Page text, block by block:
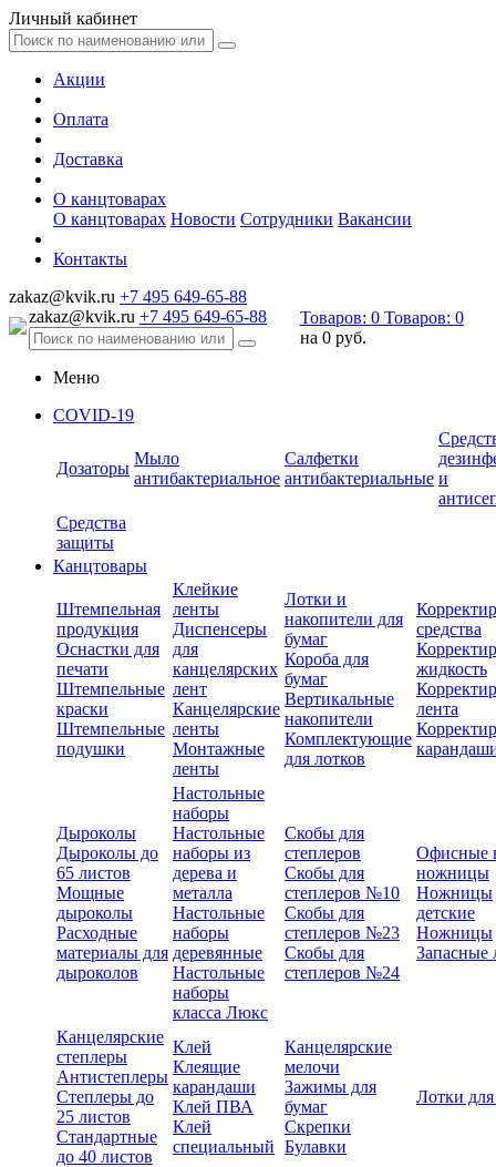
Личный кабинет
Акции
Оплата
Доставка
О канцтоварах
О канцтоварах Новости Сотрудники Вакансии
Контакты
zakaz@kvik.ru +7 495 649-65-88
zakaz@kvik.ru +7 495 649-65-88 Товаров: 0 Товаров: 0
на 0 руб.
Меню
COVID-19
Дозаторы
Мыло
антибактериальное
Салфетки
антибактериальные и
Средства
защиты
Канцтовары
Штемпельная
продукция
Оснастки для
печати
Штемпельные
краски
Штемпельные
подушки
Клейкие
ленты
Диспенсеры
для
канцелярских
лент
Канцелярские
ленты
Монтажные
ленты
Лотки и
накопители для
бумаг
Короба для
бумаг
Вертикальные
накопители
Комплектующие
для лотков
средства
жидкость
лента
Дыроколы
Дыроколы до
65 листов
Мощные
дыроколы
Расходные
материалы для
дыроколов
Настольные
наборы
Настольные
наборы из
дерева и
металла
Настольные
наборы
деревянные
Настольные
наборы
класса Люкс
Скобы для
степлеров
Скобы для
степлеров №10
Скобы для
степлеров №23
Скобы для
степлеров №24
Офисные
ножницы
Ножницы
детские
Ножницы
Запасные
Канцелярские
степлеры
Антистеплеры
Степлеры до
25 листов
Стандартные
до 40 листов
Клей
Клеящие
карандаши
Клей ПВА
Клей
специальный
Канцелярские
мелочи
Зажимы для
бумаг
Скрепки
Булавки
Лотки